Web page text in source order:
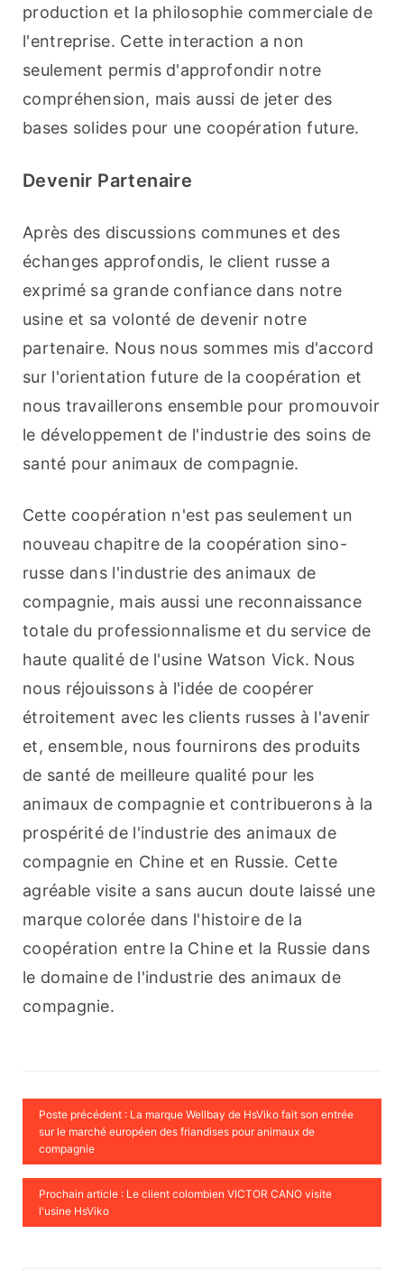
production et la philosophie commerciale de
l'entreprise. Cette interaction a non
seulement permis d'approfondir notre
compréhension, mais aussi de jeter des
bases solides pour une coopération future.
Devenir Partenaire
Après des discussions communes et des
échanges approfondis, le client russe a
exprimé sa grande confiance dans notre
usine et sa volonté de devenir notre
partenaire. Nous nous sommes mis d'accord
sur l'orientation future de la coopération et
nous travaillerons ensemble pour promouvoir
le développement de l'industrie des soins de
santé pour animaux de compagnie.
Cette coopération n'est pas seulement un
nouveau chapitre de la coopération sino-
russe dans l'industrie des animaux de
compagnie, mais aussi une reconnaissance
totale du professionnalisme et du service de
haute qualité de l'usine Watson Vick. Nous
nous réjouissons à l'idée de coopérer
étroitement avec les clients russes à l'avenir
et, ensemble, nous fournirons des produits
de santé de meilleure qualité pour les
animaux de compagnie et contribuerons à la
prospérité de l'industrie des animaux de
compagnie en Chine et en Russie. Cette
agréable visite a sans aucun doute laissé une
marque colorée dans l'histoire de la
coopération entre la Chine et la Russie dans
le domaine de l'industrie des animaux de
compagnie.
Poste précédent : La marque Wellbay de HsViko fait son entrée
sur le marché européen des friandises pour animaux de
compagnie
Prochain article : Le client colombien VICTOR CANO visite
l'usine HsViko